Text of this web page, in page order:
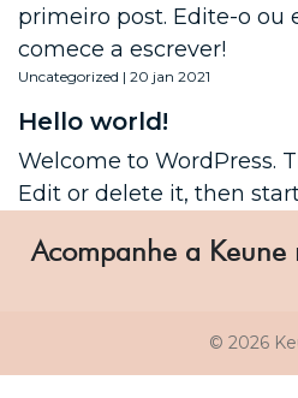
primeiro post. Edite-o ou
comece a escrever!
Uncategorized | 20 jan 2021
Hello world!
Welcome to WordPress.
Edit or delete it, then
Acompanhe a Keune
© 2026